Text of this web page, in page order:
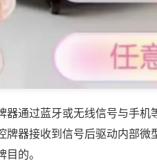
器通过蓝牙或无线信号与手机
器接收到信号后驱动内部微
的。